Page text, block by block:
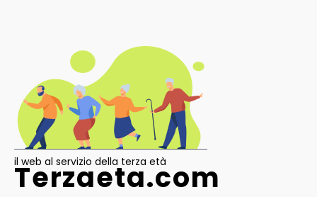
il web al servizio della terza età
Terzaeta.com